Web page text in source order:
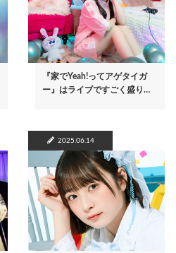
『家でYeah!ってアゲタイガ
ー』はライブですごく盛り…
2025.06.14